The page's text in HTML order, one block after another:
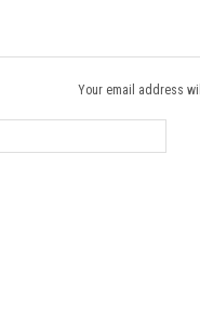
Your email address